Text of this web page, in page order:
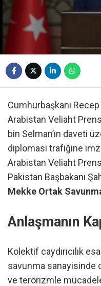
Cumhurbaşkanı
Arabistan Veliaht
bin Selman’ın daveti
diplomasi trafiğine
Arabistan Veliaht
Pakistan Başbakanı
Mekke Ortak
Anlaşmanın
Kolektif caydırıcılık
savunma sanayisinde
ve terörizmle